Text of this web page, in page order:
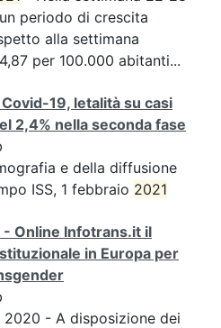
periodo di crescita
alla settimana
per 100.000 abitanti...
19, letalità su casi
2,4% nella seconda fase
e della diffusione
ISS, 1 febbraio 2021
- Online Infotrans.it il
in Europa per
2020 - A disposizione dei